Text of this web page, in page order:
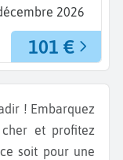
2026
101 €
cher et profitez
soit pour une